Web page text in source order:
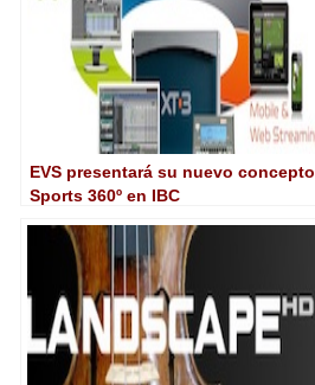
EVS presentará su nuevo concepto
Sports 360º en IBC